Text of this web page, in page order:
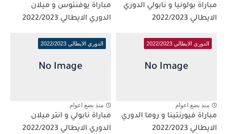
مباراة بولونيا و نابولي الدوري
الايطالي 2022/2023
مباراة يوفنتوس و ميلان
الدوري الايطالي 2022/2023
الدوري الايطالي 2022/2023
منذ بضع اعوام
مباراة فيورنتينا و روما الدوري
الايطالي 2022/2023
الدوري الايطالي 2022/2023
منذ بضع اعوام
مباراة نابولي و انتر ميلان
الدوري الايطالي 2022/2023